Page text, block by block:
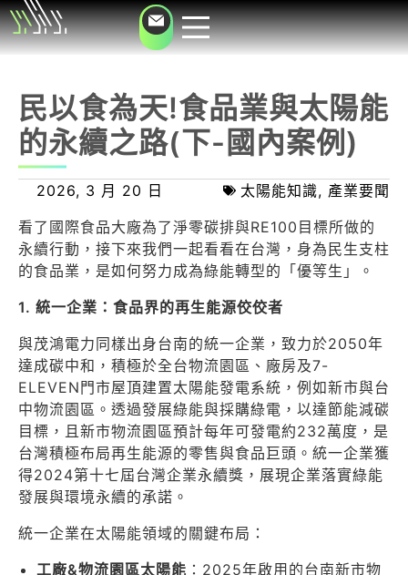
民以食為天!食品業與太陽能
的永續之路(下-國內案例)
2026, 3 月 20 日 太陽能知識, 產業要聞
看了國際食品大廠為了淨零碳排與RE100目標所做的
永續行動，接下來我們一起看看在台灣，身為民生支柱
的食品業，是如何努力成為綠能轉型的「優等生」。
1. 統一企業：食品界的再生能源佼佼者
與茂鴻電力同樣出身台南的統一企業，致力於2050年
達成碳中和，積極於全台物流園區、廠房及7-
ELEVEN門市屋頂建置太陽能發電系統，例如新市與台
中物流園區。透過發展綠能與採購綠電，以達節能減碳
目標，且新市物流園區預計每年可發電約232萬度，是
台灣積極布局再生能源的零售與食品巨頭。統一企業獲
得2024第十七屆台灣企業永續獎，展現企業落實綠能
發展與環境永續的承諾。
統一企業在太陽能領域的關鍵布局：
工廠&物流園區太陽能 ：2025年啟用的台南新市物